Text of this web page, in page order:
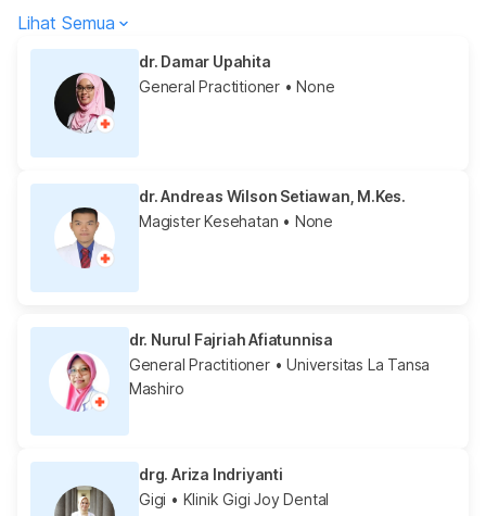
Lihat Semua
dr. Damar Upahita
General Practitioner • None
dr. Andreas Wilson Setiawan, M.Kes.
Magister Kesehatan • None
dr. Nurul Fajriah Afiatunnisa
General Practitioner• Universitas La Tansa
Mashiro
drg. Ariza Indriyanti
Gigi • Klinik Gigi Joy Dental